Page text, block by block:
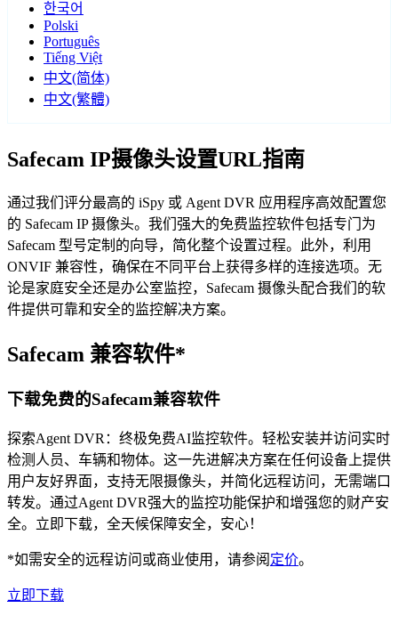
한국어
Polski
Português
Tiếng Việt
中文(简体)
中文(繁體)
Safecam IP摄像头设置URL指南
通过我们评分最高的 iSpy 或 Agent DVR 应用程序高效配置您
的 Safecam IP 摄像头。我们强大的免费监控软件包括专门为
Safecam 型号定制的向导，简化整个设置过程。此外，利用
ONVIF 兼容性，确保在不同平台上获得多样的连接选项。无
论是家庭安全还是办公室监控，Safecam 摄像头配合我们的软
件提供可靠和安全的监控解决方案。
Safecam 兼容软件*
下载免费的Safecam兼容软件
探索Agent DVR：终极免费AI监控软件。轻松安装并访问实时
检测人员、车辆和物体。这一先进解决方案在任何设备上提供
用户友好界面，支持无限摄像头，并简化远程访问，无需端口
转发。通过Agent DVR强大的监控功能保护和增强您的财产安
全。立即下载，全天候保障安全，安心！
*如需安全的远程访问或商业使用，请参阅 定价。
立即下载